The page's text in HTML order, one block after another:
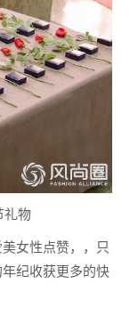
礼物
女性点赞，，只
纪收获更多的快